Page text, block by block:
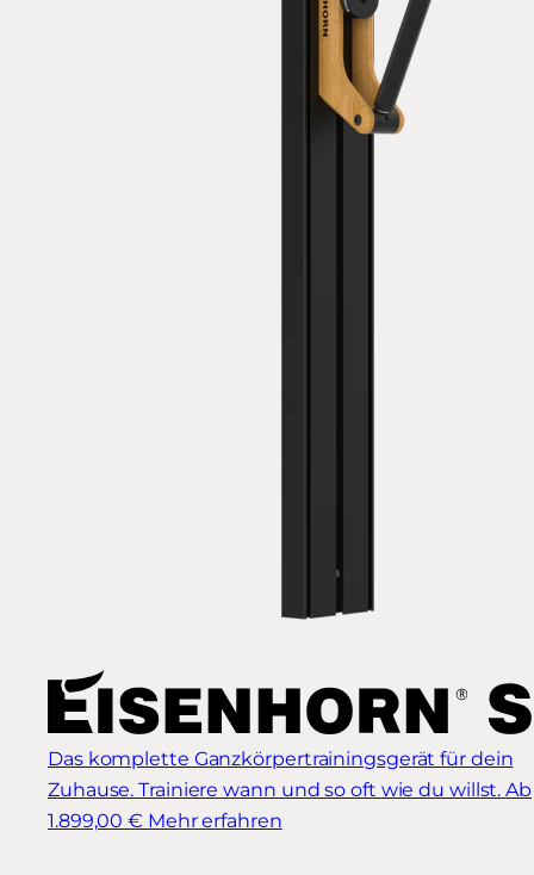
Das komplette Ganzkörpertrainingsgerät für dein
Zuhause. Trainiere wann und so oft wie du willst. Ab
1.899,00 € Mehr erfahren